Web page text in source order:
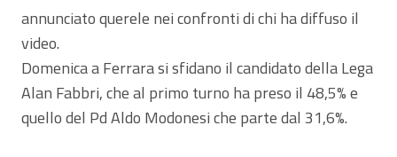
annunciato querele nei confronti di chi ha diffuso il
video.
Domenica a Ferrara si sfidano il candidato della Lega
Alan Fabbri, che al primo turno ha preso il 48,5% e
quello del Pd Aldo Modonesi che parte dal 31,6%.